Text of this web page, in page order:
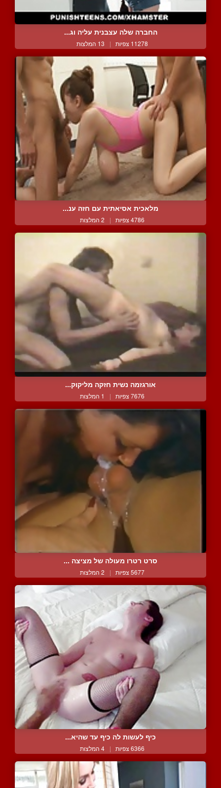
החברה שלה עצבנית עליה וג...
11278 צפיות | 13 המלצות
מלאכית אסיאתית עם חזה ענ...
4786 צפיות | 2 המלצות
אורגזמה נשית חזקה מליקוק...
7676 צפיות | 1 המלצות
סרט רטרו מעולה של מציצה ...
5677 צפיות | 2 המלצות
כיף לעשות לה כיף עד שהיא...
6366 צפיות | 4 המלצות